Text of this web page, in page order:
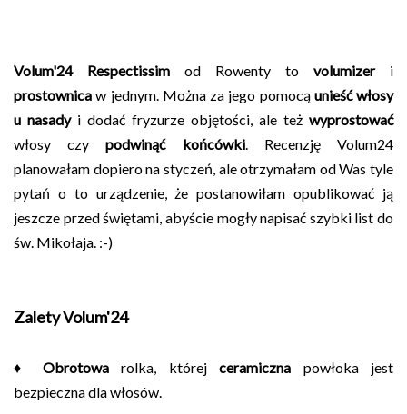
Volum'24 Respectissim od Rowenty to volumizeri
prostownica w jednym. Można za jego pomocą unieść włosy
u nasadyi dodać fryzurze objętości, ale też wyprostować
włosy czypodwinąć końcówki. Recenzję Volum24
planowałam dopiero na styczeń, ale otrzymałam od Was tyle
pytań o to urządzenie, że postanowiłam opublikować ją
jeszcze przed świętami, abyście mogły napisać szybki list do
św. Mikołaja. :-)
Zalety Volum'24
♦ Obrotowarolka, którejceramiczna powłoka jest
bezpieczna dla włosów.